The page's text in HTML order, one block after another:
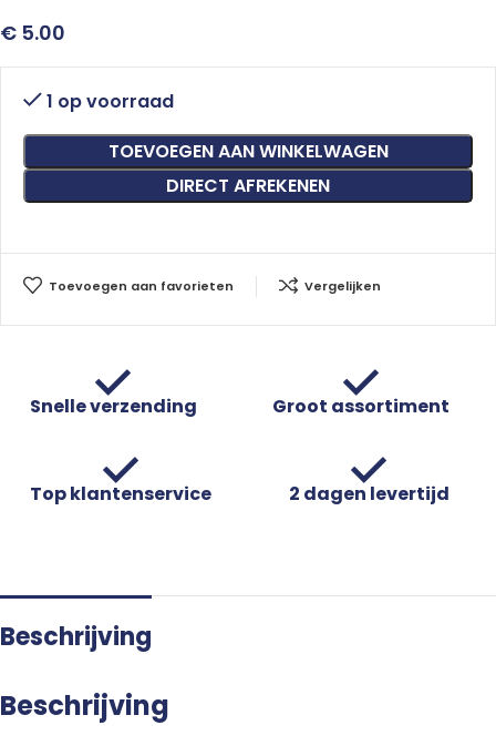
€ 5.00
1 op voorraad
TOEVOEGEN AAN WINKELWAGEN
DIRECT AFREKENEN
Toevoegen aan favorieten Vergelijken
Snelle verzending Groot assortiment
Top klantenservice 2 dagen levertijd
Beschrijving
Beschrijving